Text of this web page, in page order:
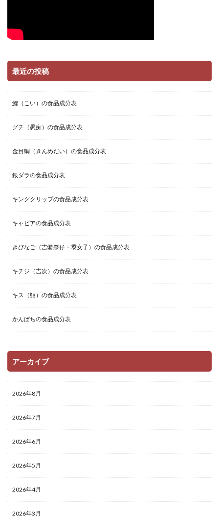
最近の投稿
鯉（こい）の食品成分表
グチ（愚痴）の食品成分表
金目鯛（きんめだい）の食品成分表
銀ダラの食品成分表
キングクリップの食品成分表
キャビアの食品成分表
きびなご（吉備奈仔・黍女子）の食品成分表
キチジ（吉次）の食品成分表
キス（鱚）の食品成分表
かんぱちの食品成分表
アーカイブ
2026年8月
2026年7月
2026年6月
2026年5月
2026年4月
2026年3月